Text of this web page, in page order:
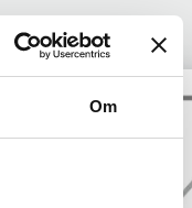
Om
Tilbud